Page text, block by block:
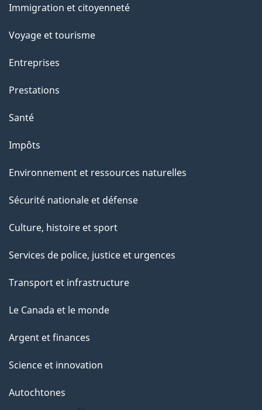
sujets
Immigration et citoyenneté
Voyage et tourisme
Entreprises
Prestations
Santé
Impôts
Environnement et ressources naturelles
Sécurité nationale et défense
Culture, histoire et sport
Services de police, justice et urgences
Transport et infrastructure
Le Canada et le monde
Argent et finances
Science et innovation
Autochtones